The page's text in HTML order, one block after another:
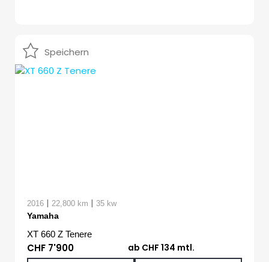
Speichern
2016 | 22,800 km | 35 kw
Yamaha
XT 660 Z Tenere
CHF 7'900
ab CHF 134 mtl.